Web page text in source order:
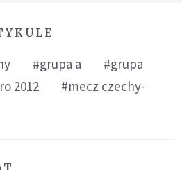
#grupa a
#grupa
2012
#mecz czechy-